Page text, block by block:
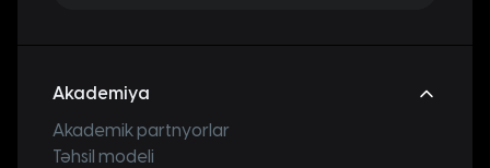
Akademiya
Akademik partnyorlar
Təhsil modeli